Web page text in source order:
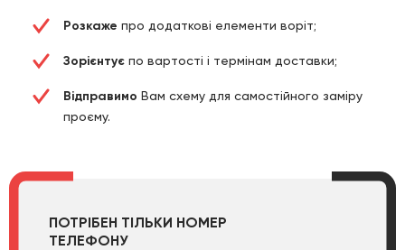
Розкаже про додаткові елементи воріт;
Зорієнтує по вартості і термінам доставки;
Відправимо Вам схему для самостійного заміру
проєму.
ПОТРІБЕН ТІЛЬКИ НОМЕР
ТЕЛЕФОНУ